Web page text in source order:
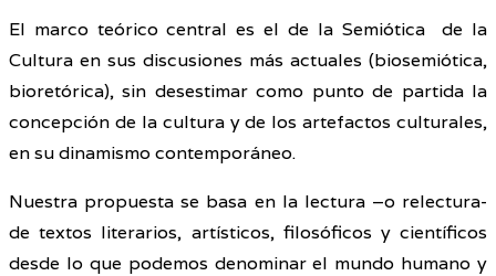
El marco teórico central es el de la Semiótica de la
Cultura en sus discusiones más actuales (biosemiótica,
bioretórica), sin desestimar como punto de partida la
concepción de la cultura y de los artefactos culturales,
en su dinamismo contemporáneo.
Nuestra propuesta se basa en la lectura –o relectura-
de textos literarios, artísticos, filosóficos y científicos
desde lo que podemos denominar el mundo humano y